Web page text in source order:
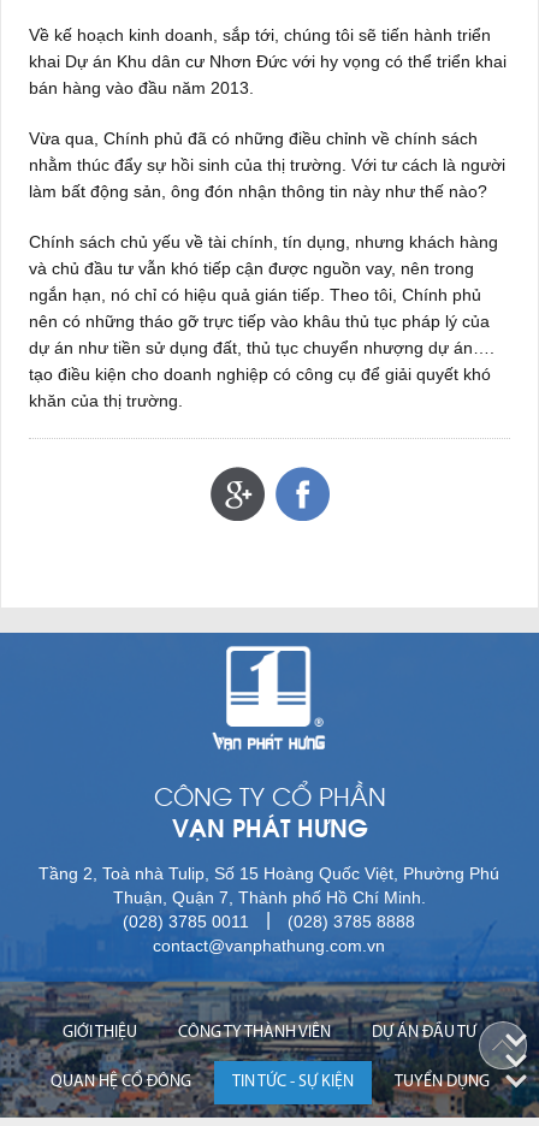
Về kế hoạch kinh doanh, sắp tới, chúng tôi sẽ tiến hành triển
khai Dự án Khu dân cư Nhơn Đức với hy vọng có thể triển khai
bán hàng vào đầu năm 2013.
Vừa qua, Chính phủ đã có những điều chỉnh về chính sách
nhằm thúc đẩy sự hồi sinh của thị trường. Với tư cách là người
làm bất động sản, ông đón nhận thông tin này như thế nào?
Chính sách chủ yếu về tài chính, tín dụng, nhưng khách hàng
và chủ đầu tư vẫn khó tiếp cận được nguồn vay, nên trong
ngắn hạn, nó chỉ có hiệu quả gián tiếp. Theo tôi, Chính phủ
nên có những tháo gỡ trực tiếp vào khâu thủ tục pháp lý của
dự án như tiền sử dụng đất, thủ tục chuyển nhượng dự án….
tạo điều kiện cho doanh nghiệp có công cụ để giải quyết khó
khăn của thị trường.
CÔNG TY CỔ PHẦN
VẠN PHÁT HƯNG
Tầng 2, Toà nhà Tulip, Số 15 Hoàng Quốc Việt, Phường Phú
Thuận, Quận 7, Thành phố Hồ Chí Minh.
(028) 3785 0011
(028) 3785 8888
contact@vanphathung.com.vn
GIỚI THIỆU CÔNG TY THÀNH VIÊN DỰ ÁN ĐẦU TƯ
QUAN HỆ CỔ ĐÔNG TIN TỨC - SỰ KIỆN TUYỂN DỤNG